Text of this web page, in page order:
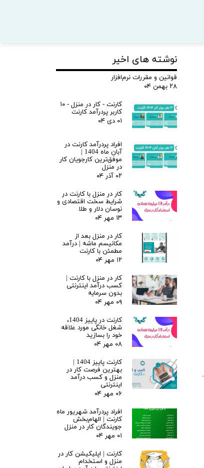
نوشته های اخیر
قوانین و مقررات نرم‌افزار
۲۸ بهمن ۰۴
کارنت - کار در منزل - ۱۰
کاربر پردرآمد کارنت
۰۱ دی ۰۴
افراد پردرآمد کارنت در
آبان ماه 1404 |
موفق‌ترین کارجویان کار
در منزل
۰۲ آذر ۰۴
کار در منزل با کارنت در
شرایط سخت اقتصادی و
نوسان دلار و طلا
۱۳ مهر ۰۴
کار در منزل بعد از
مکانیسم ماشه | درآمد
مطمئن با کارنت
۱۲ مهر ۰۴
کار در منزل با کارنت |
کسب درآمد اینترنتی
بدون سرمایه
۰۹ مهر ۰۴
کارنت در پاییز 1404،
شغل خانگی مورد علاقه
خود را بسازید
۰۸ مهر ۰۴
کارنت پاییز 1404 |
بهترین فرصت کار در
منزل و کسب درآمد
اینترنتی
۰۶ مهر ۰۴
افراد پردرآمد شهریور ماه
کارنت | الهام‌بخش
جویندگان کار در منزل
۰۱ مهر ۰۴
کارنت | اپلیکیشن کار در
منزل و استخدام